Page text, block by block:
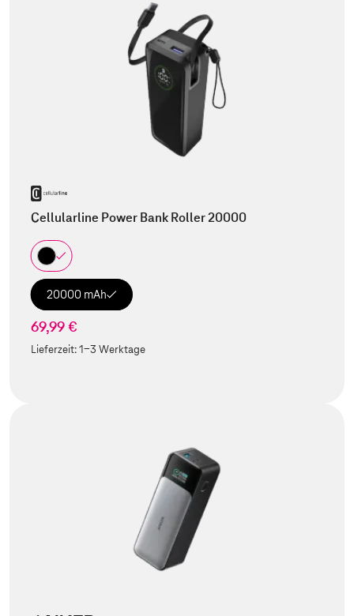
Cellularline Power Bank Roller 20000
20000 mAh
69,99 €
Lieferzeit:1-3 Werktage